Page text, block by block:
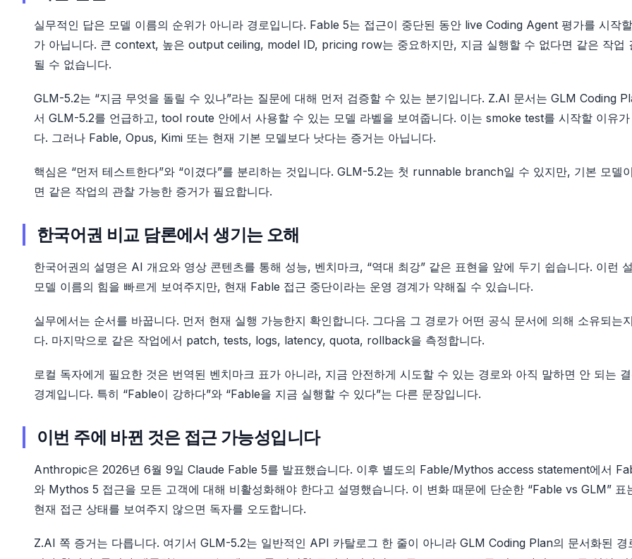
실무적인 답은 모델 이름의 순위가 아니라 경로입니다. Fable 5는 접근이 중단된 동안 live Coding Agent 평가를 시작
가 아닙니다. 큰 context, 높은 output ceiling, model ID, pricing row는 중요하지만, 지금 실행할 수 없다면 같은 작업
될 수 없습니다.
GLM-5.2는 “지금 무엇을 돌릴 수 있나”라는 질문에 대해 먼저 검증할 수 있는 분기입니다. Z.AI 문서는 GLM Coding
서 GLM-5.2를 언급하고, tool route 안에서 사용할 수 있는 모델 라벨을 보여줍니다. 이는 smoke test를 시작할 이유가
다. 그러나 Fable, Opus, Kimi 또는 현재 기본 모델보다 낫다는 증거는 아닙니다.
핵심은 “먼저 테스트한다”와 “이겼다”를 분리하는 것입니다. GLM-5.2는 첫 runnable branch일 수 있지만, 기본 모델
면 같은 작업의 관찰 가능한 증거가 필요합니다.
한국어권 비교 담론에서 생기는 오해
한국어권의 설명은 AI 개요와 영상 콘텐츠를 통해 성능, 벤치마크, “역대 최강” 같은 표현을 앞에 두기 쉽습니다. 이런
모델 이름의 힘을 빠르게 보여주지만, 현재 Fable 접근 중단이라는 운영 경계가 약해질 수 있습니다.
실무에서는 순서를 바꿉니다. 먼저 현재 실행 가능한지 확인합니다. 그다음 그 경로가 어떤 공식 문서에 의해 소유되는
다. 마지막으로 같은 작업에서 patch, tests, logs, latency, quota, rollback을 측정합니다.
로컬 독자에게 필요한 것은 번역된 벤치마크 표가 아니라, 지금 안전하게 시도할 수 있는 경로와 아직 말하면 안 되는
경계입니다. 특히 “Fable이 강하다”와 “Fable을 지금 실행할 수 있다”는 다른 문장입니다.
이번 주에 바뀐 것은 접근 가능성입니다
Anthropic은 2026년 6월 9일 Claude Fable 5를 발표했습니다. 이후 별도의 Fable/Mythos access statement에서
와 Mythos 5 접근을 모든 고객에 대해 비활성화해야 한다고 설명했습니다. 이 변화 때문에 단순한 “Fable vs GLM” 표
현재 접근 상태를 보여주지 않으면 독자를 오도합니다.
Z.AI 쪽 증거는 다릅니다. 여기서 GLM-5.2는 일반적인 API 카탈로그 한 줄이 아니라 GLM Coding Plan의 문서화된 경